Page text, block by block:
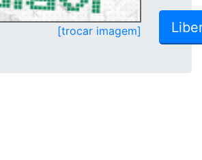
[trocar imagem]